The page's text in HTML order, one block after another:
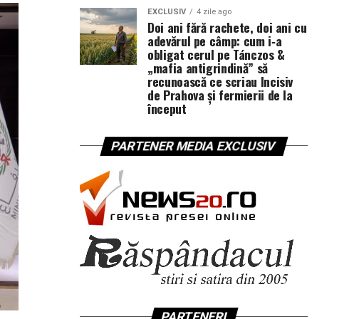
EXCLUSIV 4 zile ago
Doi ani fără rachete, doi ani cu
adevărul pe câmp: cum i‑a
obligat cerul pe Tánczos &
„mafia antigrindină” să
recunoască ce scriau Incisiv
de Prahova și fermierii de la
început
PARTENER MEDIA EXCLUSIV